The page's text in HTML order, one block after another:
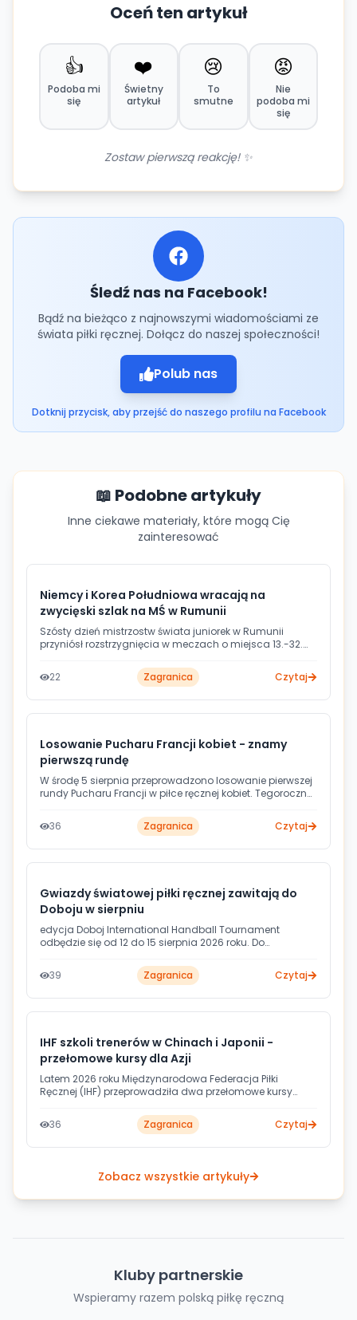
Oceń ten artykuł
👍
Podoba mi
się
❤️
Świetny
artykuł
😢
To
smutne
😡
Nie
podoba mi
się
Zostaw pierwszą reakcję! ✨
Śledź nas na Facebook!
Bądź na bieżąco z najnowszymi wiadomościami ze
świata piłki ręcznej. Dołącz do naszej społeczności!
Polub nas
Dotknij przycisk, aby przejść do naszego profilu na Facebook
📖 Podobne artykuły
Inne ciekawe materiały, które mogą Cię
zainteresować
Niemcy i Korea Południowa wracają na
zwycięski szlak na MŚ w Rumunii
Szósty dzień mistrzostw świata juniorek w Rumunii
przyniósł rozstrzygnięcia w meczach o miejsca 13.-32.
meczu o 13. miejsce, a Urugwaj odniósł pierwsze
zwycięstwo w turnieju.
22 Zagranica Czytaj
Losowanie Pucharu Francji kobiet - znamy
pierwszą rundę
W środę 5 sierpnia przeprowadzono losowanie pierwszej
rundy Pucharu Francji w piłce ręcznej kobiet. Tegoroczna
zamiast fazy grupowej wprowadzono system
pucharowy z bezpośrednim wyłanianiem kolejnych
36 Zagranica Czytaj
Gwiazdy światowej piłki ręcznej zawitają do
Doboju w sierpniu
edycja Doboj International Handball Tournament
odbędzie się od 12 do 15 sierpnia 2026 roku. Do
zdobywcy EHF European League, egipski gigant i
reprezentacja Kataru.
39 Zagranica Czytaj
IHF szkoli trenerów w Chinach i Japonii -
przełomowe kursy dla Azji
Latem 2026 roku Międzynarodowa Federacja Piłki
Ręcznej (IHF) przeprowadziła dwa przełomowe kursy
wyznaczył nowy poziom kształcenia szkoleniowców w
regionie i wpisuje się w szerszą strategię rozwoju piłki
36 Zagranica Czytaj
Zobacz wszystkie artykuły
Kluby partnerskie
Wspieramy razem polską piłkę ręczną